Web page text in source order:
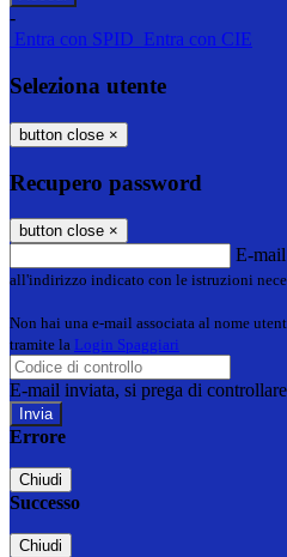
-
Entra con SPID Entra con CIE
Seleziona utente
button close ×
Recupero password
button close ×
E-mail
all'indirizzo indicato con le istruzioni
Non hai una e-mail associata al nome
tramite la Login Spaggiari
E-mail inviata, si prega di
Errore
Chiudi
Successo
Chiudi